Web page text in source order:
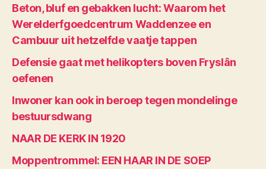
Beton, bluf en gebakken lucht: Waarom het
Werelderfgoedcentrum Waddenzee en
Cambuur uit hetzelfde vaatje tappen
Defensie gaat met helikopters boven Fryslân
oefenen
Inwoner kan ook in beroep tegen mondelinge
bestuursdwang
NAAR DE KERK IN 1920
Moppentrommel: EEN HAAR IN DE SOEP